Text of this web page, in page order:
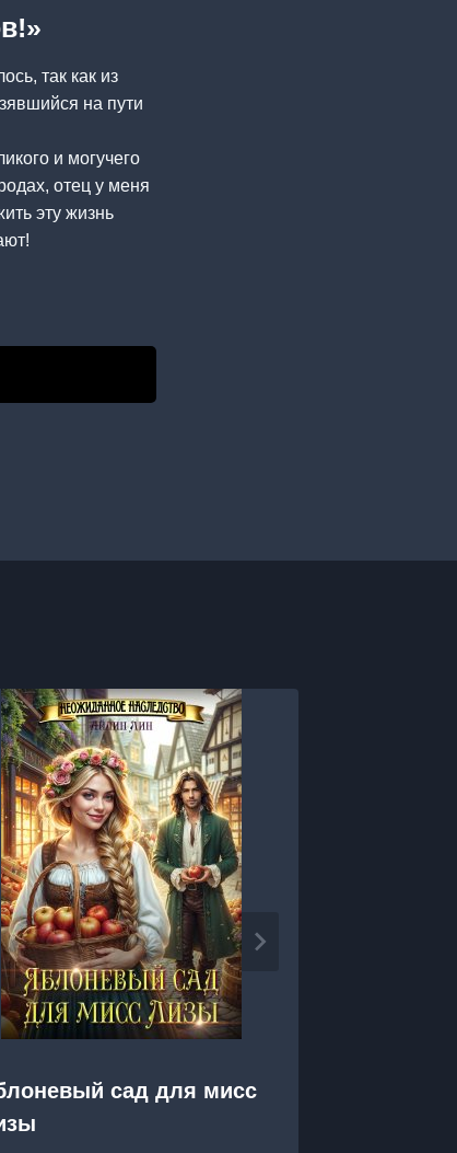
так как из
на пути
и могучего
отец у меня
эту жизнь
сад для мисс